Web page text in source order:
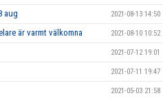
aug 2021-08-13 14:50
är varmt välkomna 2021-08-10 10:52
2021-07-12 19:01
2021-07-11 19:47
2021-05-03 21:58